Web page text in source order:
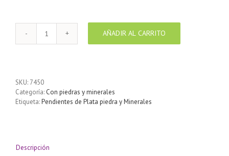
Pendiente
de
en
Onix
AÑADIR AL CARRITO
SKU: 7450
Categoría: Con piedras y minerales
Etiqueta:Pendientes de Plata piedra y Minerales
Descripción